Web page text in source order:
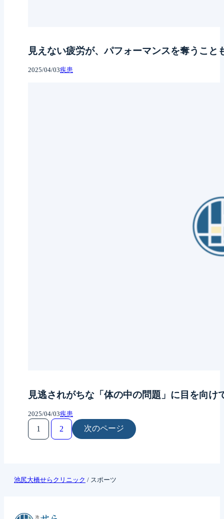
見えない疲労が、パフォーマンスを奪うこと
2025/04/03疾患
見逃されがちな「体の中の問題」に目を向け
2025/04/03疾患
1 2 次のページ
池尻大橋せらクリニック / スポーツ